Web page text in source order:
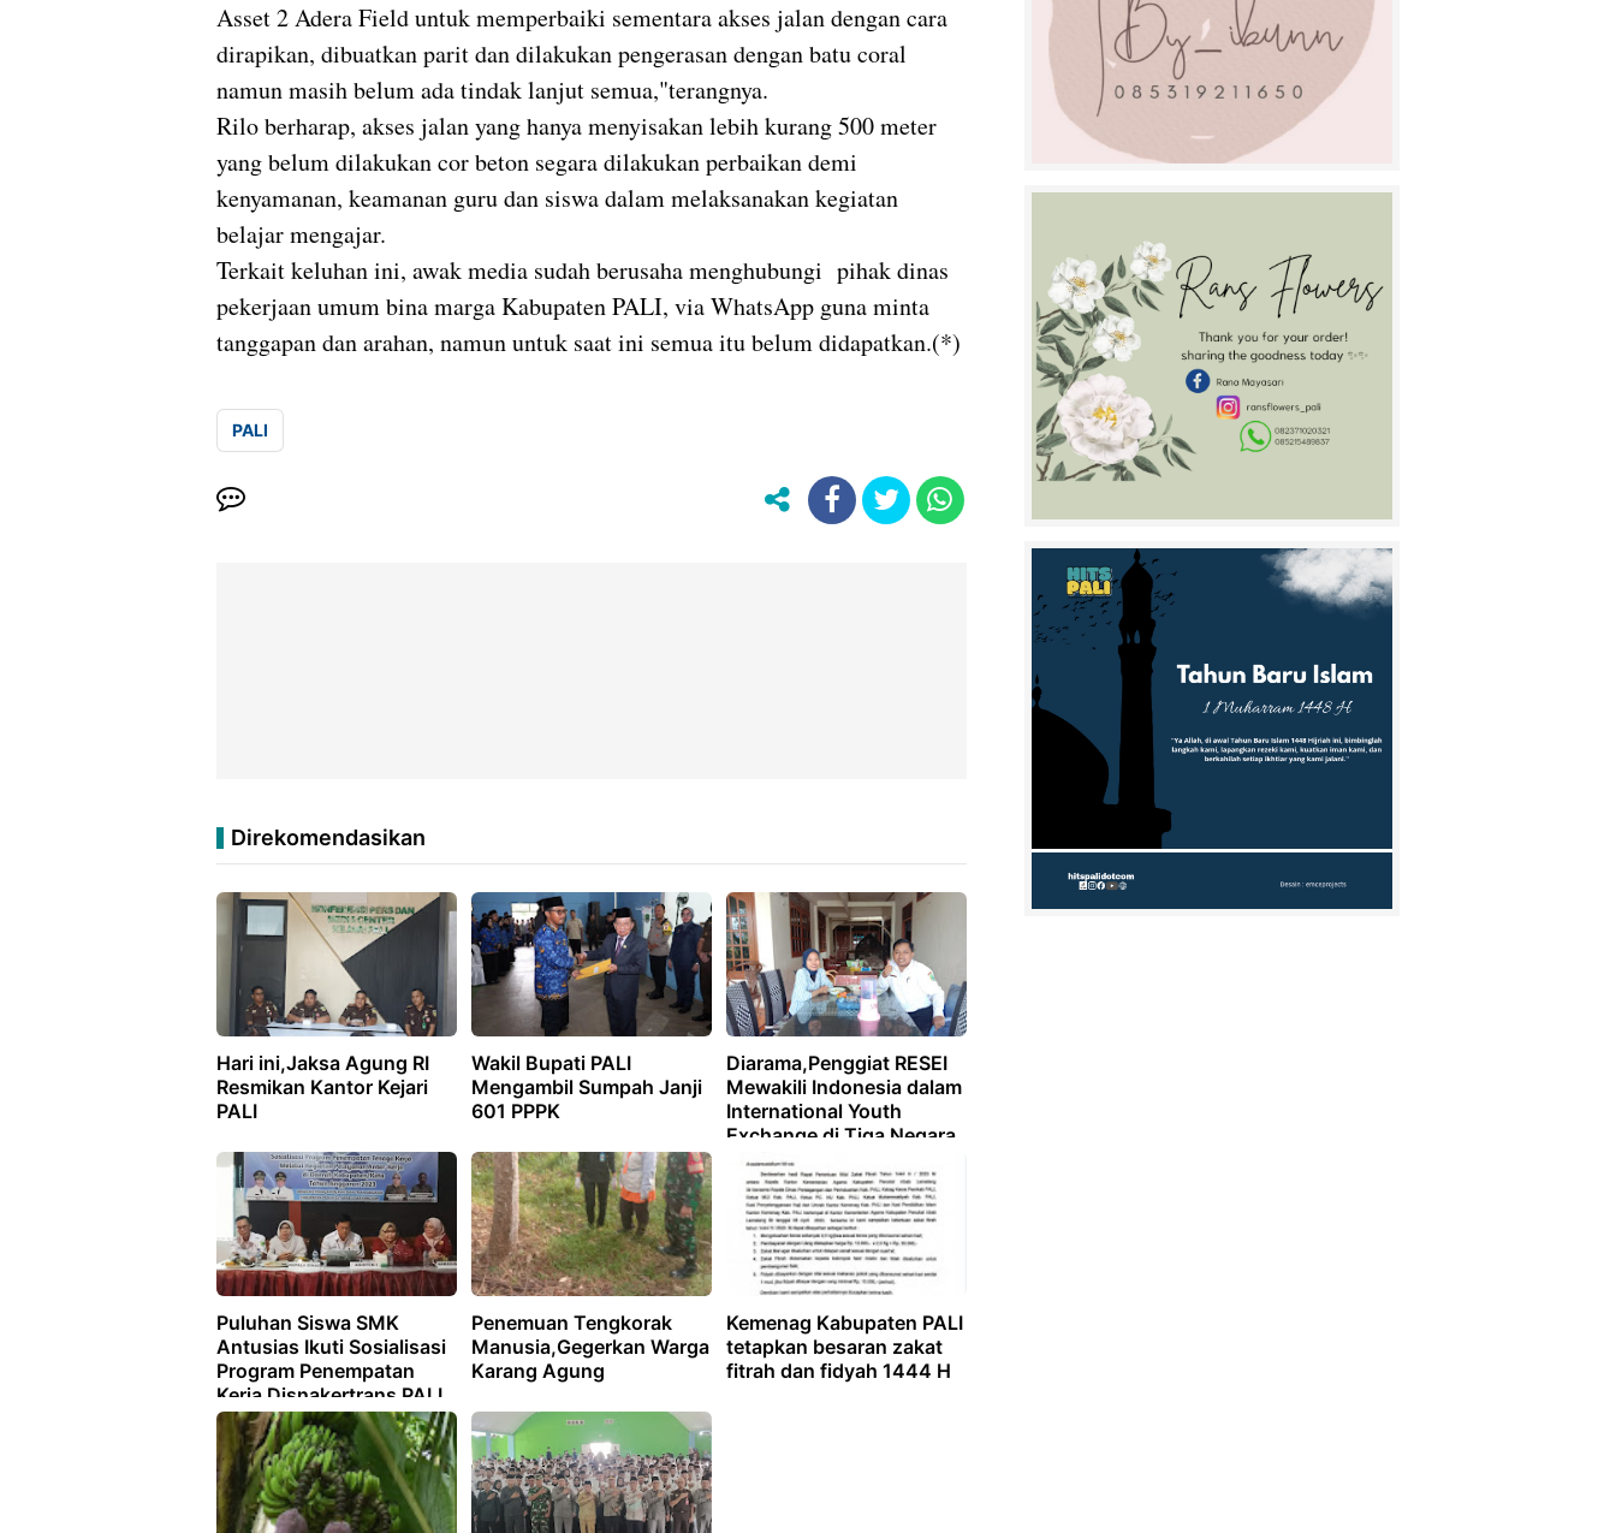
Asset 2 Adera Field untuk memperbaiki sementara akses jalan dengan cara
dirapikan, dibuatkan parit dan dilakukan pengerasan dengan batu coral
namun masih belum ada tindak lanjut semua,"terangnya.
Rilo berharap, akses jalan yang hanya menyisakan lebih kurang 500 meter
yang belum dilakukan cor beton segara dilakukan perbaikan demi
kenyamanan, keamanan guru dan siswa dalam melaksanakan kegiatan
belajar mengajar.
Terkait keluhan ini, awak media sudah berusaha menghubungi pihak dinas
pekerjaan umum bina marga Kabupaten PALI, via WhatsApp guna minta
tanggapan dan arahan, namun untuk saat ini semua itu belum didapatkan.(*)
PALI
Direkomendasikan
Hari ini,Jaksa Agung RI
Resmikan Kantor Kejari
PALI
Wakil Bupati PALI
Mengambil Sumpah Janji
601 PPPK
Diarama,Penggiat RESEI
Mewakili Indonesia dalam
International Youth
Exchange di Tiga Negara
ASEAN
Puluhan Siswa SMK
Antusias Ikuti Sosialisasi
Program Penempatan
Kerja Disnakertrans PALI
Penemuan Tengkorak
Manusia,Gegerkan Warga
Karang Agung
Kemenag Kabupaten PALI
tetapkan besaran zakat
fitrah dan fidyah 1444 H